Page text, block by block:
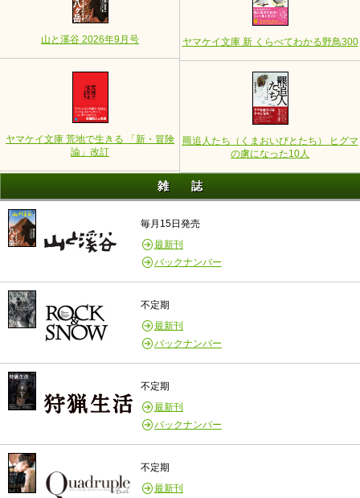
山と溪谷 2026年9月号 ヤマケイ文庫 新 くらべてわかる野鳥300
ヤマケイ文庫 荒地で生きる 「新・冒険
論」改訂
羆追人たち（くまおいびとたち） ヒグマ
の虜になった10人
雑誌
毎月15日発売
最新刊
バックナンバー
不定期
最新刊
バックナンバー
不定期
最新刊
バックナンバー
不定期
最新刊